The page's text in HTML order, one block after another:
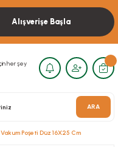
Alışverişe Başla
ARA
Vakum Poşeti Düz 16X25 Cm